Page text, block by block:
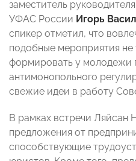
заместитель
УФАС России Игорь
спикер отметил, что
подобные мероприятия не
формировать у молодежи
антимонопольного
свежие идеи в работу
В рамках встречи Ляйсан
предложения от
способствующие